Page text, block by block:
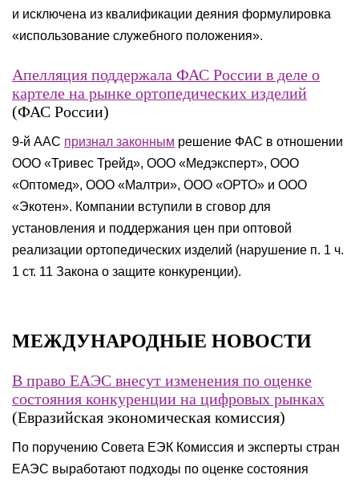
и исключена из квалификации деяния формулировка
«использование служебного положения».
Апелляция поддержала ФАС России в деле о
картеле на рынке ортопедических изделий
(ФАС России)
9-й ААС признал законным решение ФАС в отношении
ООО «Тривес Трейд», ООО «Медэксперт», ООО
«Оптомед», ООО «Малтри», ООО «ОРТО» и ООО
«Экотен». Компании вступили в сговор для
установления и поддержания цен при оптовой
реализации ортопедических изделий (нарушение п. 1 ч.
1 ст. 11 Закона о защите конкуренции).
МЕЖДУНАРОДНЫЕ НОВОСТИ
В право ЕАЭС внесут изменения по оценке
состояния конкуренции на цифровых рынках
(Евразийская экономическая комиссия)
По поручению Совета ЕЭК Комиссия и эксперты стран
ЕАЭС выработают подходы по оценке состояния